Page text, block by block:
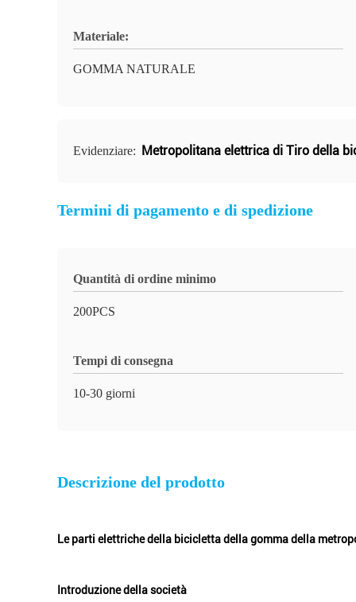
Materiale:
GOMMA NATURALE
Evidenziare: Metropolitana elettrica di Tiro della
Termini di pagamento e di spedizione
Quantità di ordine minimo
200PCS
Tempi di consegna
10-30 giorni
Descrizione del prodotto
Le parti elettriche della bicicletta della gomma della
Introduzione della società